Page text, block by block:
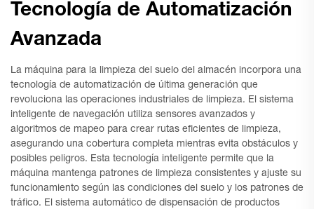
Tecnología de Automatización
Avanzada
La máquina para la limpieza del suelo del almacén incorpora una
tecnología de automatización de última generación que
revoluciona las operaciones industriales de limpieza. El sistema
inteligente de navegación utiliza sensores avanzados y
algoritmos de mapeo para crear rutas eficientes de limpieza,
asegurando una cobertura completa mientras evita obstáculos y
posibles peligros. Esta tecnología inteligente permite que la
máquina mantenga patrones de limpieza consistentes y ajuste su
funcionamiento según las condiciones del suelo y los patrones de
tráfico. El sistema automático de dispensación de productos